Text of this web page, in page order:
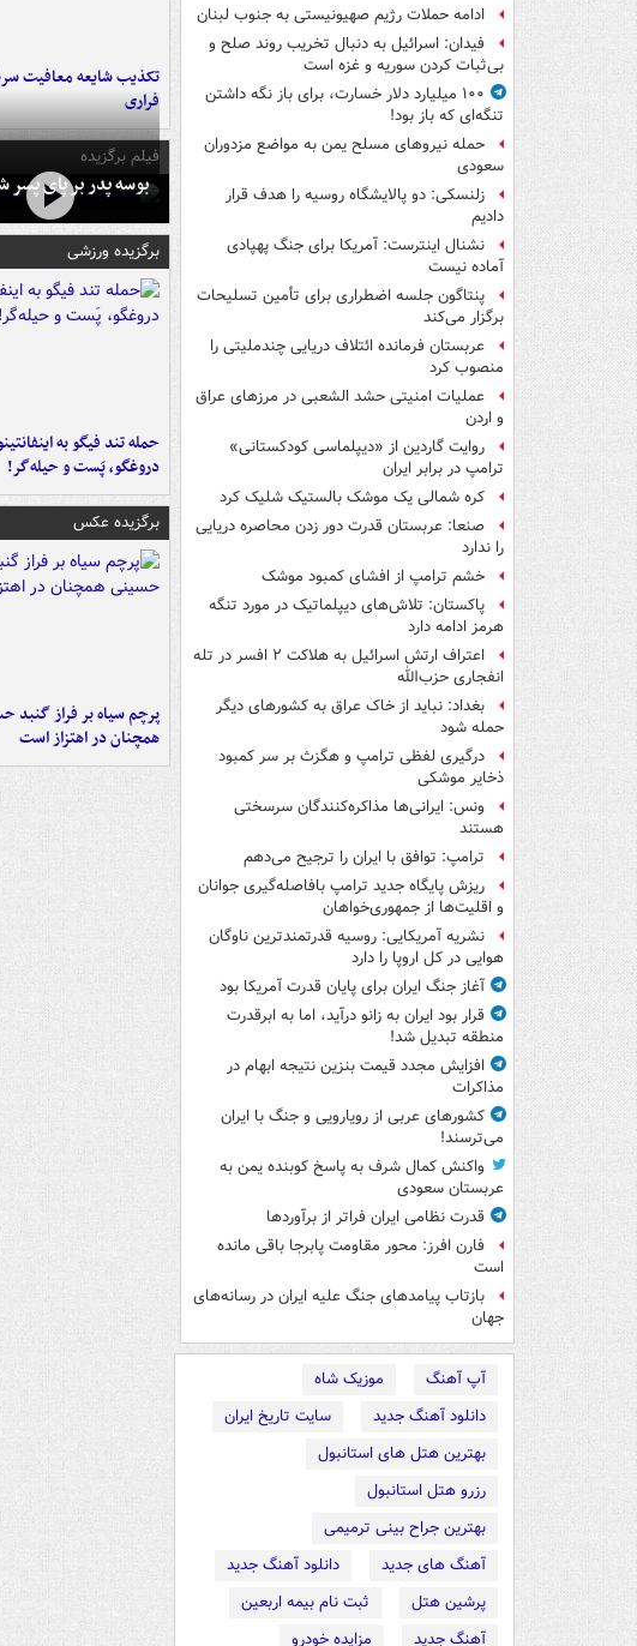
ادامه حملات رژیم صهیونیستی به جنوب لبنان
فیدان: اسرائیل به دنبال تخریب روند صلح و
بی‌ثبات کردن سوریه و غزه است
۱۰۰ میلیارد دلار خسارت، برای باز نگه داشتن
تنگه‌ای که باز بود!
حمله نیروهای مسلح یمن به مواضع مزدوران
سعودی
زلنسکی: دو پالایشگاه روسیه را هدف قرار
دادیم
نشنال اینترست: آمریکا برای جنگ پهپادی
آماده نیست
پنتاگون جلسه اضطراری برای تأمین تسلیحات
برگزار می‌کند
عربستان فرمانده ائتلاف دریایی چندملیتی را
منصوب کرد
عملیات امنیتی حشد الشعبی در مرزهای عراق
و اردن
روایت گاردین از «دیپلماسی کودکستانی»
ترامپ در برابر ایران
کره شمالی یک موشک بالستیک شلیک کرد
صنعا: عربستان قدرت دور زدن محاصره دریایی
را ندارد
خشم ترامپ از افشای کمبود موشک
پاکستان: تلاش‌های دیپلماتیک در مورد تنگه
هرمز ادامه دارد
اعتراف ارتش اسرائیل به هلاکت ۲ افسر در تله
انفجاری حزب‌الله
بغداد: نباید از خاک عراق به کشورهای دیگر
حمله شود
درگیری لفظی ترامپ و هگزث بر سر کمبود
ذخایر موشکی
ونس: ایرانی‌ها مذاکره‌کنندگان سرسختی
هستند
ترامپ: توافق با ایران را ترجیح می‌دهم
ریزش پایگاه جدید ترامپ بافاصله‌گیری جوانان
و اقلیت‌ها از جمهوری‌خواهان
نشریه آمریکایی: روسیه قدرتمندترین ناوگان
هوایی در کل اروپا را دارد
آغاز جنگ ایران برای پایان قدرت آمریکا بود
قرار بود ایران به زانو درآید، اما به ابرقدرت
منطقه تبدیل شد!
افزایش مجدد قیمت بنزین نتیجه ابهام در
مذاکرات
کشورهای عربی از رویارویی و جنگ با ایران
می‌ترسند!
واکنش کمال شرف به پاسخ کوبنده یمن به
عربستان سعودی
قدرت نظامی ایران فراتر از برآوردها
فارن افرز: محور مقاومت پابرجا باقی مانده
است
بازتاب پیامدهای جنگ علیه ایران در رسانه‌های
جهان
آپ آهنگ
موزیک شاه
دانلود آهنگ جدید
سایت تاریخ ایران
بهترین هتل های استانبول
رزرو هتل استانبول
بهترین جراح بینی ترمیمی
آهنگ های جدید
دانلود آهنگ جدید
پرشین هتل
ثبت نام بیمه اربعین
آهنگ جدید
مزایده خودرو
تکذیب شایعه معافیت
فراری
فیلم برگزیده
بوسه‌ پدر بر پای
برگزیده ورزشی
حمله تند فیگو به
دروغگو، پَست‌ و حیله‌گر!
برگزیده عکس
پرچم سیاه بر فراز گنبد
همچنان در اهتزاز است